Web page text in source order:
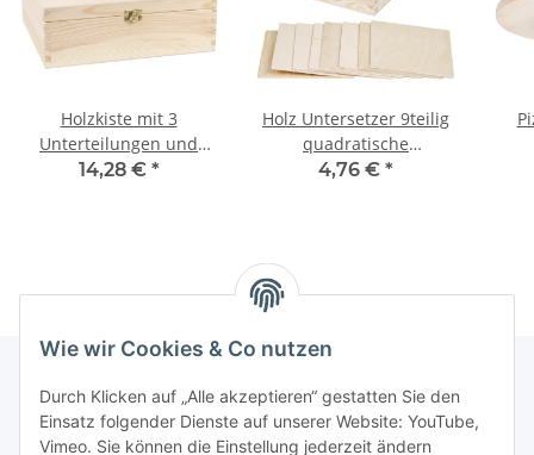
Wie wir Cookies & Co nutzen
Durch Klicken auf „Alle akzeptieren“ gestatten Sie den
Einsatz folgender Dienste auf unserer Website: YouTube,
Vimeo. Sie können die Einstellung jederzeit ändern
Holzkiste mit 3
Unterteilungen und
Schloss,
14,28 € *
Holz Untersetzer 9teilig
quadratische
Glasuntersetzer
4,76 € *
Informationen